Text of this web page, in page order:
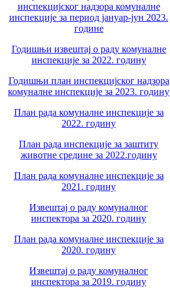
инспекцијског надзора комуналне
инспекције за период јануар-јун 2023.
године
Годишњи извештај о раду комуналне
инспекције за 2022. годину
Годишњи план инспекцијског надзора
комуналне инспекције за 2023. годину
План рада комуналне инспекције за
2022. годину
План рада инспекције за заштиту
животне средине за 2022.годину
План рада комуналне инспекције за
2021. годину
Извештај о раду комуналног
инспектора за 2020. годину
План рада комуналне инспекције за
2020. годину
Извештај о раду комуналног
инспектора за 2019. годину